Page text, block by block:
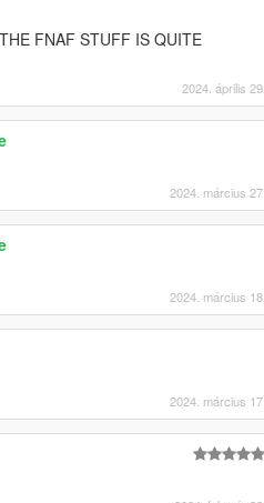
FNAF STUFF IS QUITE
2024. április 29.
2024. március 27.
2024. március 18.
2024. március 17.